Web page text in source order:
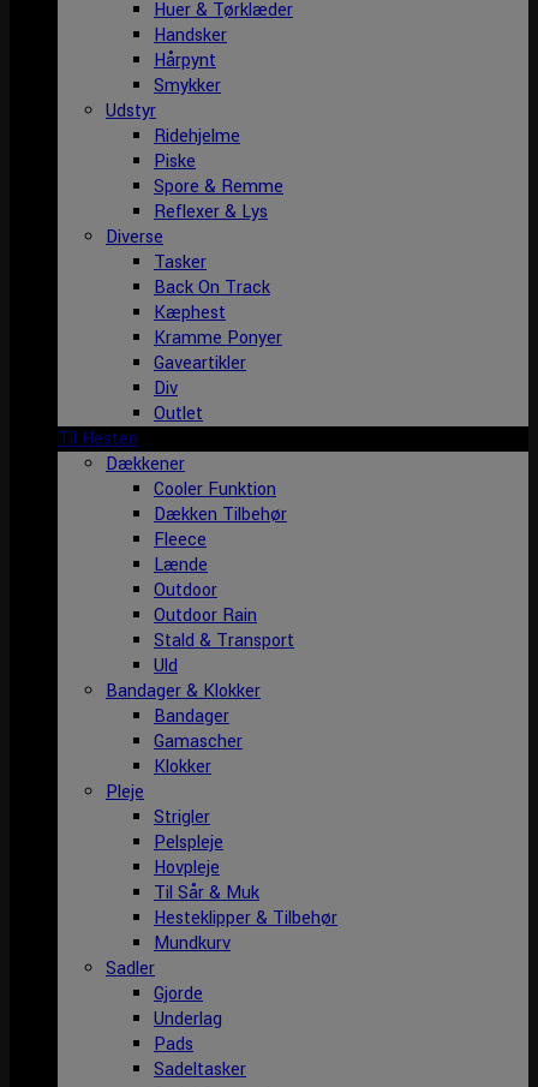
Huer & Tørklæder
Handsker
Hårpynt
Smykker
Udstyr
Ridehjelme
Piske
Spore & Remme
Reflexer & Lys
Diverse
Tasker
Back On Track
Kæphest
Kramme Ponyer
Gaveartikler
Div
Outlet
Til Hesten
Dækkener
Cooler Funktion
Dækken Tilbehør
Fleece
Lænde
Outdoor
Outdoor Rain
Stald & Transport
Uld
Bandager & Klokker
Bandager
Gamascher
Klokker
Pleje
Strigler
Pelspleje
Hovpleje
Til Sår & Muk
Hesteklipper & Tilbehør
Mundkurv
Sadler
Gjorde
Underlag
Pads
Sadeltasker